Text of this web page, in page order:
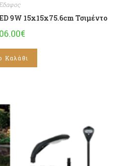
Έδαφος
9W 15x15x75.6cm Τσιμέντο
€
Καλάθι